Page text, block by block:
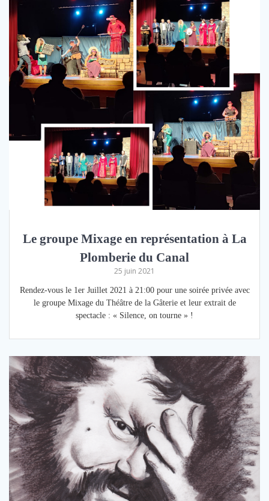
Le groupe Mixage en représentation à La
Plomberie du Canal
25 juin 2021
Rendez-vous le 1er Juillet 2021 à 21:00 pour une soirée privée avec
le groupe Mixage du Théâtre de la Gâterie et leur extrait de
spectacle : « Silence, on tourne » !